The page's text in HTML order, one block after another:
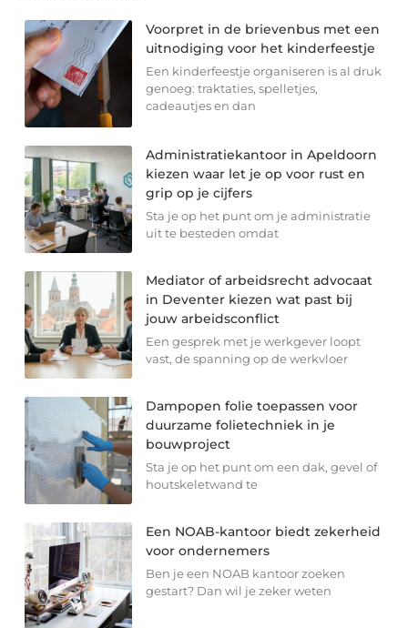
Voorpret in de brievenbus met een
uitnodiging voor het kinderfeestje
Een kinderfeestje organiseren is al druk
genoeg: traktaties, spelletjes,
cadeautjes en dan
Administratiekantoor in Apeldoorn
kiezen waar let je op voor rust en
grip op je cijfers
Sta je op het punt om je administratie
uit te besteden omdat
Mediator of arbeidsrecht advocaat
in Deventer kiezen wat past bij
jouw arbeidsconflict
Een gesprek met je werkgever loopt
vast, de spanning op de werkvloer
Dampopen folie toepassen voor
duurzame folietechniek in je
bouwproject
Sta je op het punt om een dak, gevel of
houtskeletwand te
Een NOAB-kantoor biedt zekerheid
voor ondernemers
Ben je een NOAB kantoor zoeken
gestart? Dan wil je zeker weten